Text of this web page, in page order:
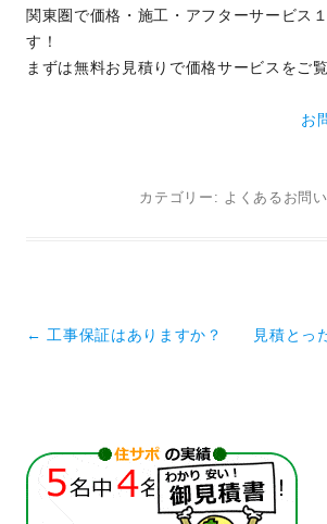
関東圏で価格・施工・アフターサービス
す！
まずは無料お見積りで価格サービスをご
お
カテゴリー: よくあるお問
投稿ナビゲーション
← 工事保証はありますか？
見積とっ